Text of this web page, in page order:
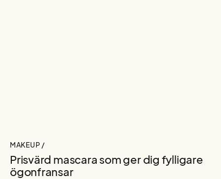
MAKEUP /
Prisvärd mascara som ger dig fylligare
ögonfransar